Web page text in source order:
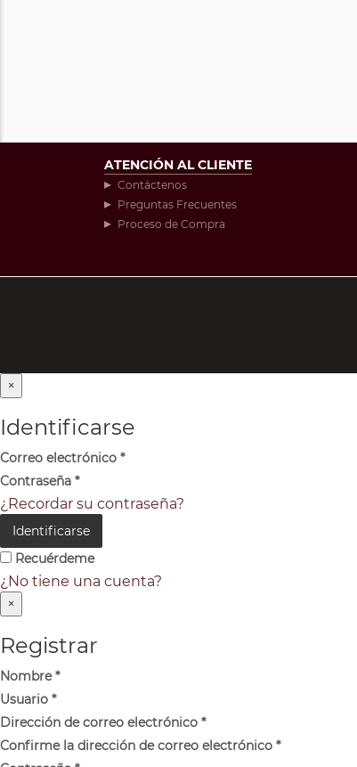
ATENCIÓN AL CLIENTE
Contáctenos
Preguntas Frecuentes
Proceso de Compra
×
Identificarse
Correo electrónico *
Contraseña *
¿Recordar su contraseña?
Identificarse
Recuérdeme
¿No tiene una cuenta?
×
Registrar
Nombre*
Usuario *
Dirección de correo electrónico *
Confirme la dirección de correo electrónico *